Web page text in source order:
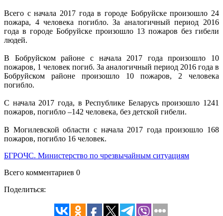
Всего с начала 2017 года в городе Бобруйске произошло 24
пожара, 4 человека погибло. За аналогичный период 2016
года в городе Бобруйске произошло 13 пожаров без гибели
людей.
В Бобруйском районе с начала 2017 года произошло 10
пожаров, 1 человек погиб. За аналогичный период 2016 года в
Бобруйском районе произошло 10 пожаров, 2 человека
погибло.
С начала 2017 года, в Республике Беларусь произошло 1241
пожаров, погибло –142 человека, без детской гибели.
В Могилевской области с начала 2017 года произошло 168
пожаров, погибло 16 человек.
БГРОЧС. Министерство по чрезвычайным ситуациям
Всего комментариев 0
Поделиться: